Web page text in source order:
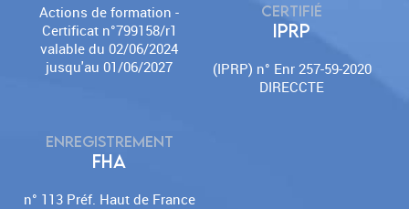
Actions de formation -
Certificat n°799158/r1
valable du 02/06/2024
jusqu'au 01/06/2027
CERTIFIÉ
IPRP
(IPRP) n° Enr 257-59-2020
DIRECCTE
ENREGISTREMENT
FHA
n° 113 Préf. Haut de France